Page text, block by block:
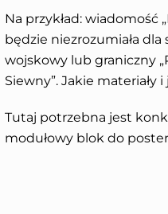
Na przykład:
będzie niezrozumiała
wojskowy lub graniczny
Siewny”. Jakie
Tutaj potrzebna jest
modułowy blok do